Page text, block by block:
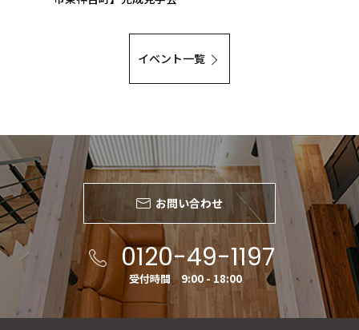
イベント一覧
お問い合わせ
0120-49-1197
受付時間 9:00 - 18:00